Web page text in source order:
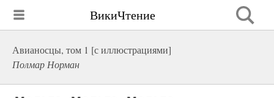
ВикиЧтение
Авианосцы, том 1 [с иллюстрациями]
Полмар Норман